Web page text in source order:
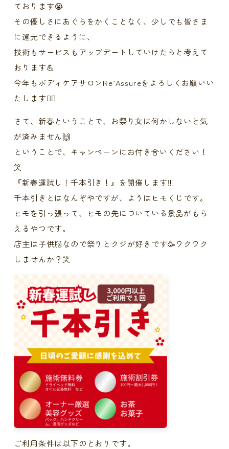
ております😭
その優しさにあぐらをかくことなく、少しでも皆さま
に還元できるように、
技術もサービスもアップデートしていけたらと考えて
おります💪
今年もボディケアサロンRe’Assureをよろしくお願いい
たします🙇‍♀️
さて、新春ということで、お祭り女は何かしないと気
が済みません🙌
ということで、キャンペーンにお付き合いください！
笑
『新春運試し！千本引き！』を開催します‼️
千本引きとはなんぞやですが、ようはヒモくじです。
ヒモを引っ張って、ヒモの先についている景品がもら
えるやつです。
店主は子供脳なので祭りとクジが好きです🥳ワクワク
しませんか？笑
ご利用条件は以下のとおりです。